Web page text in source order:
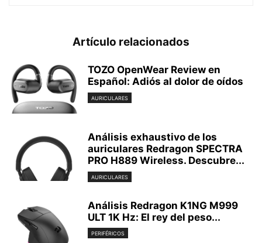
Artículo relacionados
TOZO OpenWear Review en
Español: Adiós al dolor de oídos
AURICULARES
Análisis exhaustivo de los
auriculares Redragon SPECTRA
PRO H889 Wireless. Descubre...
AURICULARES
Análisis Redragon K1NG M999
ULT 1K Hz: El rey del peso...
PERIFÉRICOS